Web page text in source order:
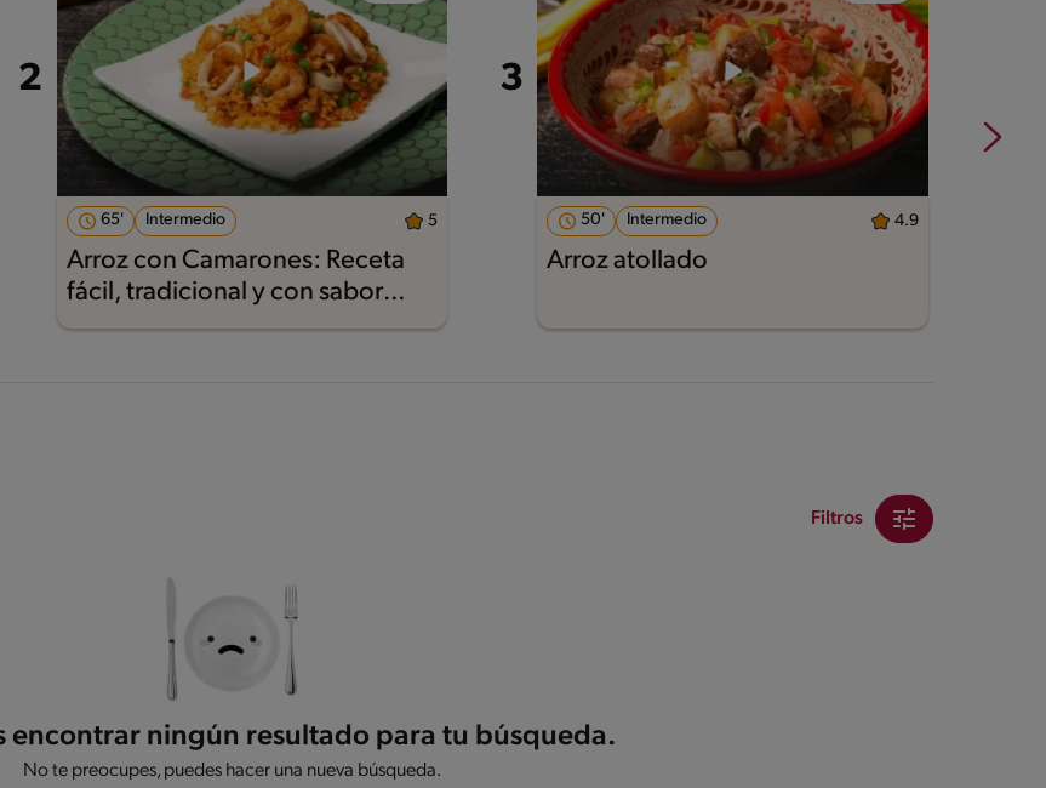
65' Intermedio 5
Arroz con Camarones: Receta
fácil, tradicional y con sabor
Maggi®
50' Intermedio 4.9
Arroz atollado
Filtros
encontrar ningún resultado para tu búsqueda.
No te preocupes, puedes hacer una nueva búsqueda.